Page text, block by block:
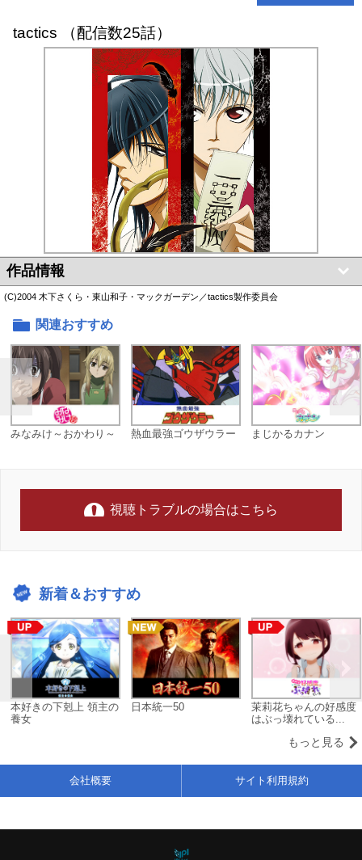
tactics （配信数25話）
作品情報
(C)2004 木下さくら・東山和子・マックガーデン／tactics製作委員会
関連おすすめ
みなみけ～おかわり～ 熱血最強ゴウザウラー まじかるカナン
視聴トラブルの場合はこちら
新着＆おすすめ
本好きの下剋上 領主の
養女
日本統一50
茉莉花ちゃんの好感度
はぶっ壊れている...
もっと見る
会社概要 サイト利用規約